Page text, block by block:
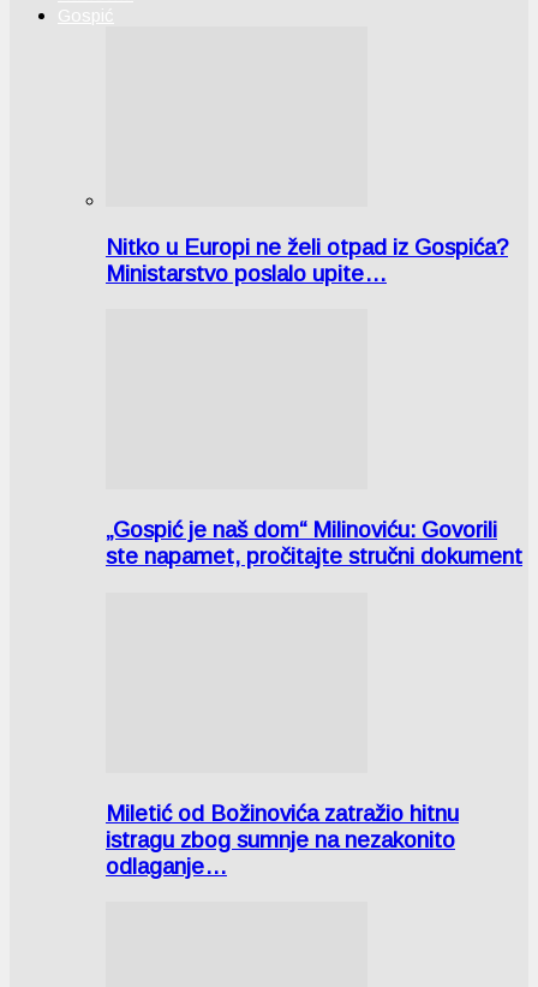
Gospić
Nitko u Europi ne želi otpad iz Gospića?
Ministarstvo poslalo upite…
„Gospić je naš dom“ Milinoviću: Govorili
ste napamet, pročitajte stručni dokument
Miletić od Božinovića zatražio hitnu
istragu zbog sumnje na nezakonito
odlaganje…